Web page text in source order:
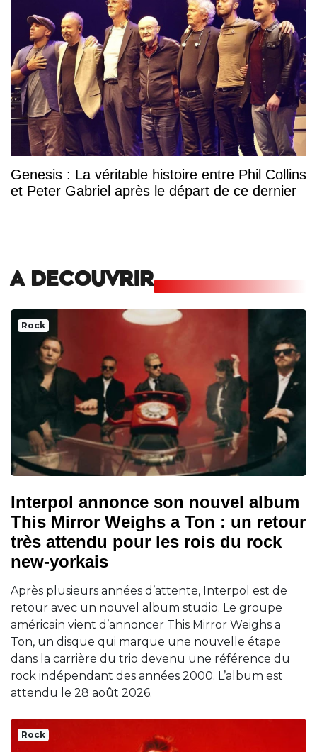
Genesis : La véritable histoire entre Phil Collins
et Peter Gabriel après le départ de ce dernier
A DECOUVRIR
Rock
Interpol annonce son nouvel album
This Mirror Weighs a Ton : un retour
très attendu pour les rois du rock
new-yorkais
Après plusieurs années d’attente, Interpol est de
retour avec un nouvel album studio. Le groupe
américain vient d’annoncer This Mirror Weighs a
Ton, un disque qui marque une nouvelle étape
dans la carrière du trio devenu une référence du
rock indépendant des années 2000. L’album est
attendu le 28 août 2026.
Rock